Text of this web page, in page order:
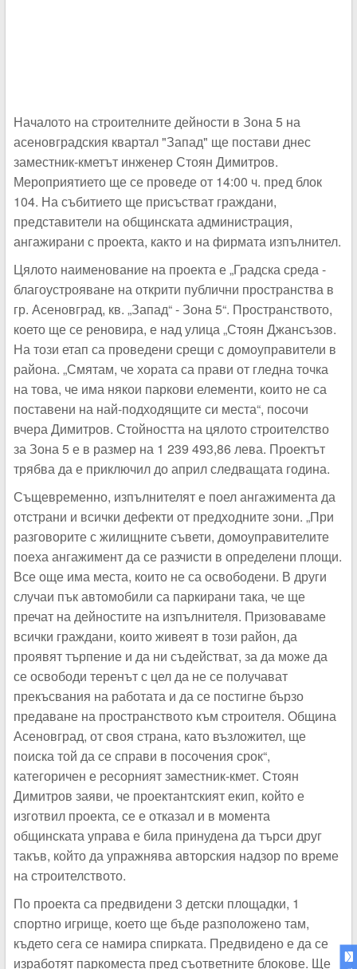
Началото на строителните дейности в Зона 5 на
асеновградския квартал "Запад" ще постави днес
заместник-кметът инженер Стоян Димитров.
Мероприятието ще се проведе от 14:00 ч. пред блок
104. На събитието ще присъстват граждани,
представители на общинската администрация,
ангажирани с проекта, както и на фирмата изпълнител.
Цялото наименование на проекта е „Градска среда -
благоустрояване на открити публични пространства в
гр. Асеновград, кв. „Запад“ - Зона 5“. Пространството,
което ще се реновира, е над улица „Стоян Джансъзов.
На този етап са проведени срещи с домоуправители в
района. „Смятам, че хората са прави от гледна точка
на това, че има някои паркови елементи, които не са
поставени на най-подходящите си места“, посочи
вчера Димитров. Стойността на цялото строителство
за Зона 5 е в размер на 1 239 493,86 лева. Проектът
трябва да е приключил до април следващата година.
Същевременно, изпълнителят е поел ангажимента да
отстрани и всички дефекти от предходните зони. „При
разговорите с жилищните съвети, домоуправителите
поеха ангажимент да се разчисти в определени площи.
Все още има места, които не са освободени. В други
случаи пък автомобили са паркирани така, че ще
пречат на дейностите на изпълнителя. Призоваваме
всички граждани, които живеят в този район, да
проявят търпение и да ни съдействат, за да може да
се освободи теренът с цел да не се получават
прекъсвания на работата и да се постигне бързо
предаване на пространството към строителя. Община
Асеновград, от своя страна, като възложител, ще
поиска той да се справи в посочения срок“,
категоричен е ресорният заместник-кмет. Стоян
Димитров заяви, че проектантският екип, който е
изготвил проекта, се е отказал и в момента
общинската управа е била принудена да търси друг
такъв, който да упражнява авторския надзор по време
на строителството.
По проекта са предвидени 3 детски площадки, 1
спортно игрище, което ще бъде разположено там,
където сега се намира спирката. Предвидено е да се
изработят паркоместа пред съответните блокове. Ще